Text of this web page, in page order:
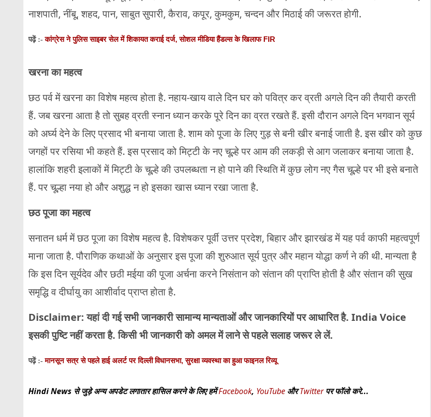
नाशपाती, नींबू, शहद, पान, साबुत सुपारी, कैराव, कपूर, कुमकुम, चन्दन और मिठाई की जरूरत होगी.
पढ़ें :-कांग्रेस ने पुलिस साइबर सेल में शिकायत कराई दर्ज, सोशल मीडिया हैंडल्स के खिलाफ FIR
खरना का महत्व
छठ पर्व में खरना का विशेष महत्व होता है. नहाय-खाय वाले दिन घर को पवित्र कर व्रती अगले दिन की तैयारी करती
हैं. जब खरना आता है तो सुबह व्रती स्नान ध्यान करके पूरे दिन का व्रत रखते हैं. इसी दौरान अगले दिन भगवान सूर्य
को अर्घ्य देने के लिए प्रसाद भी बनाया जाता है. शाम को पूजा के लिए गुड़ से बनी खीर बनाई जाती है. इस खीर को कुछ
जगहों पर रसिया भी कहते हैं. इस प्रसाद को मिट्टी के नए चूल्हे पर आम की लकड़ी से आग जलाकर बनाया जाता है.
हालांकि शहरी इलाकों में मिट्टी के चूल्हे की उपलब्धता न हो पाने की स्थिति में कुछ लोग नए गैस चूल्हे पर भी इसे बनाते
हैं. पर चूल्हा नया हो और अशुद्ध न हो इसका खास ध्यान रखा जाता है.
छठ पूजा का महत्व
सनातन धर्म में छठ पूजा का विशेष महत्व है. विशेषकर पूर्वी उत्तर प्रदेश, बिहार और झारखंड में यह पर्व काफी महत्वपूर्ण
माना जाता है. पौराणिक कथाओं के अनुसार इस पूजा की शुरुआत सूर्य पुत्र और महान योद्धा कर्ण ने की थी. मान्यता है
कि इस दिन सूर्यदेव और छठी मईया की पूजा अर्चना करने निसंतान को संतान की प्राप्ति होती है और संतान की सुख
समृद्धि व दीर्घायु का आशीर्वाद प्राप्त होता है.
Disclaimer: यहां दी गई सभी जानकारी सामान्य मान्यताओं और जानकारियों पर आधारित है. India Voice
इसकी पुष्टि नहीं करता है. किसी भी जानकारी को अमल में लाने से पहले सलाह जरूर ले लें.
पढ़ें :-मानसून सत्र से पहले हाई अलर्ट पर दिल्ली विधानसभा, सुरक्षा व्यवस्था का हुआ फाइनल रिव्यू
Hindi News से जुड़े अन्य अपडेट लगातार हासिल करने के लिए हमेंFacebook, YouTube औरTwitterपर फॉलो करे...